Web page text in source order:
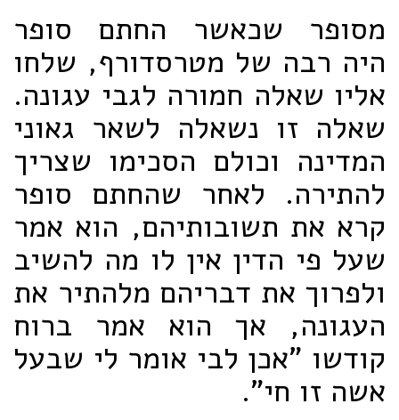
מסופר שכאשר החתם סופר
היה רבה של מטרסדורף, שלחו
אליו שאלה חמורה לגבי עגונה.
שאלה זו נשאלה לשאר גאוני
המדינה וכולם הסכימו שצריך
להתירה. לאחר שהחתם סופר
קרא את תשובותיהם, הוא אמר
שעל פי הדין אין לו מה להשיב
ולפרוך את דבריהם מלהתיר את
העגונה, אך הוא אמר ברוח
קודשו "אכן לבי אומר לי שבעל
אשה זו חי".